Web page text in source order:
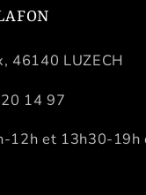
46140 LUZECH
14 97
12h et 13h30-19h